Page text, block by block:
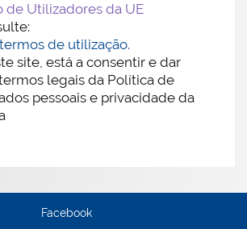
de Utilizadores da UE
de utilização.
site, está a consentir e dar
legais da Política de
pessoais e privacidade da
Facebook